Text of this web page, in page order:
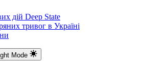
дій Deep State
тривог в Україні
Mode